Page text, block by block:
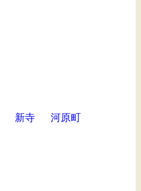
新寺 河原町